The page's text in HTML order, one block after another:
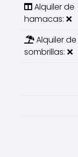
Alquiler de
hamacas: ❌
Alquiler de
sombrillas: ❌